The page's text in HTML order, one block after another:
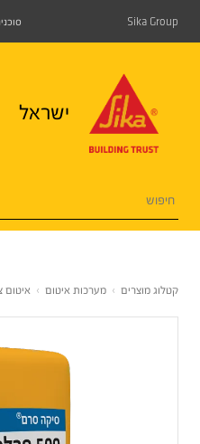
Sika Group
ישראל
קטלוג מוצרים › מערכות איטום › איטום